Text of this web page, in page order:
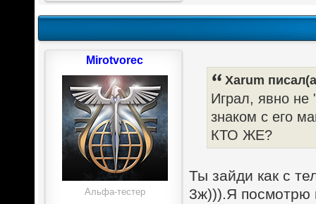
Xarum
Играл, явно не
знаком с его
КТО ЖЕ?
Ты зайди как с
3ж))).Я
Mirotvorec
Альфа-тестер